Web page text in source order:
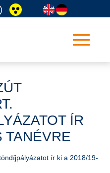
ÍR
TANÉVRE
ír ki a 2018/19-